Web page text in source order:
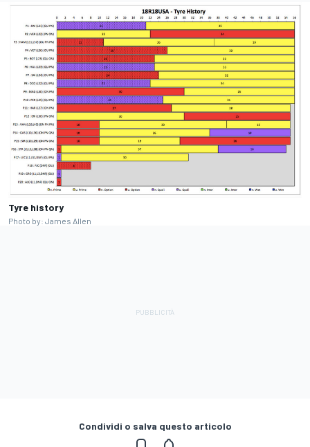
Tyre history
Photo by: James Allen
Condividi o salva questo articolo